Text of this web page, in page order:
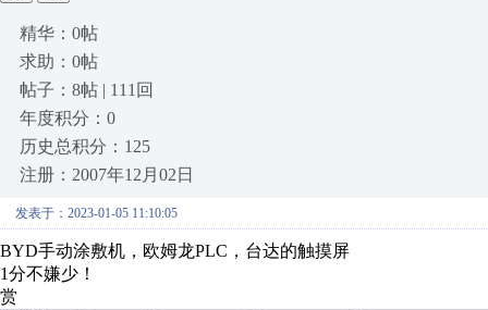
精华：0帖
求助：0帖
帖子：8帖 | 111回
年度积分：0
历史总积分：125
注册：2007年12月02日
发表于：2023-01-05 11:10:05
BYD手动涂敷机，欧姆龙PLC，台达的触摸屏
1分不嫌少！
赏